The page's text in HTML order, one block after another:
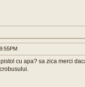
cu apa? sa zica merci